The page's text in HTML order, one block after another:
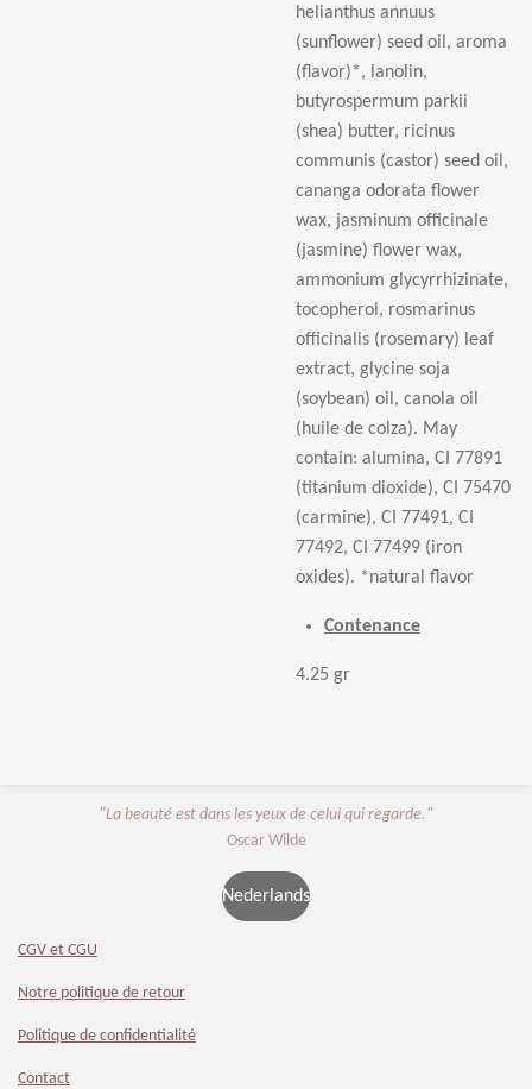
helianthus annuus
(sunflower) seed oil, aroma
(flavor)*, lanolin,
butyrospermum parkii
(shea) butter, ricinus
communis (castor) seed oil,
cananga odorata flower
wax, jasminum officinale
(jasmine) flower wax,
ammonium glycyrrhizinate,
tocopherol, rosmarinus
officinalis (rosemary) leaf
extract, glycine soja
(soybean) oil, canola oil
(huile de colza). May
contain: alumina, CI 77891
(titanium dioxide), CI 75470
(carmine), CI 77491, CI
77492, CI 77499 (iron
oxides). *natural flavor
Contenance
4.25 gr
"La beauté est dans les yeux de celui qui regarde."
Oscar Wilde
Nederlands
CGV et CGU
Notre politique de retour
Politique de confidentialité
Contact